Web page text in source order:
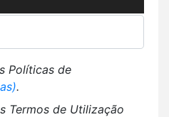
Políticas de
.
Termos de Utilização